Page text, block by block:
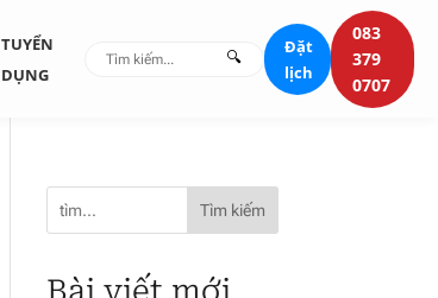
TUYỂN
DỤNG
🔍
Đặt
lịch
083
379
0707
Tìm kiếm
Bài viết mới